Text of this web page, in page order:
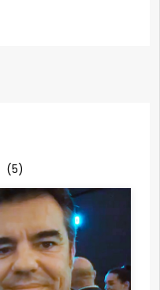
(5)